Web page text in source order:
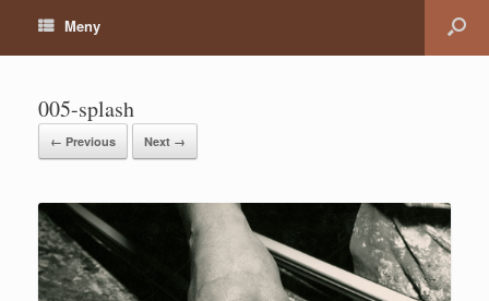
Meny
005-splash
← Previous Next →